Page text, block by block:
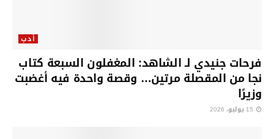
أدب
فرحات جنيدي لـ الشاهد: المغفلون السبعة كتاب
نجا من المقصلة مرتين… وقصة واحدة فيه أغضبت
وزيرًا